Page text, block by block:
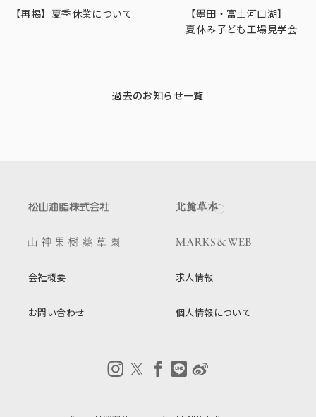
【再掲】夏季休業について
【墨田・富士河口湖】
夏休み子ども工場見学会
過去のお知らせ一覧
会社概要 求人情報
お問い合わせ 個人情報について